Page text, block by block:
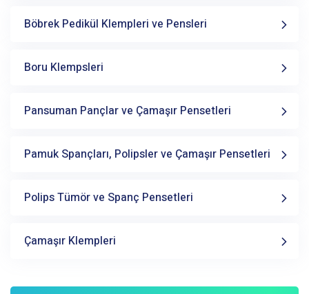
Böbrek Pedikül Klempleri ve Pensleri
Boru Klempsleri
Pansuman Pançlar ve Çamaşır Pensetleri
Pamuk Spançları, Polipsler ve Çamaşır Pensetleri
Polips Tümör ve Spanç Pensetleri
Çamaşır Klempleri